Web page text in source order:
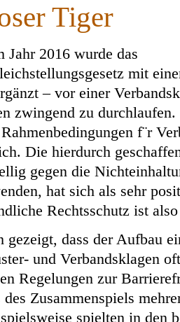
Tiger
2016 wurde das
mit
– vor einer
zwingend zu
f¨r
Die hierdurch
gegen die
hat sich als sehr
Rechtsschutz ist
gezeigt, dass der Aufbau
und Verbandsklagen
Regelungen zur
Zusammenspiels
spielten in den